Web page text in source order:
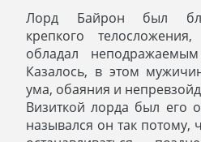
Лорд Байрон был
крепкого
обладал
Казалось, в этом
ума, обаяния и
Визиткой лорда был его
назывался он так